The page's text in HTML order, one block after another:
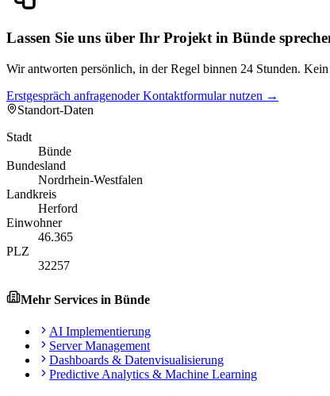
Lassen Sie uns über Ihr Projekt in Bünde
Wir antworten persönlich, in der Regel binnen 24 Stunden.
Erstgespräch anfragenoder Kontaktformular nutzen →
Standort-Daten
Stadt
Bünde
Bundesland
Nordrhein-Westfalen
Landkreis
Herford
Einwohner
46.365
PLZ
32257
Mehr Services in Bünde
AI Implementierung
Server Management
Dashboards & Datenvisualisierung
Predictive Analytics & Machine Learning